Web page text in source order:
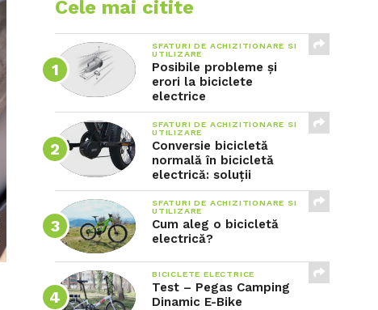
Cele mai citite
SFATURI DE ACHIZITIONARE SI
UTILIZARE
Posibile probleme și
erori la biciclete
electrice
SFATURI DE ACHIZITIONARE SI
UTILIZARE
Conversie bicicletă
normală în bicicletă
electrică: soluții
SFATURI DE ACHIZITIONARE SI
UTILIZARE
Cum aleg o bicicletă
electrică?
BICICLETE ELECTRICE
Test – Pegas Camping
Dinamic E-Bike